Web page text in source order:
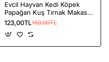
Evcil Hayvan Kedi Köpek
Papağan Kuş Tırnak Makası
Törpüsü Bakım Seti
123,00TL160,00TL